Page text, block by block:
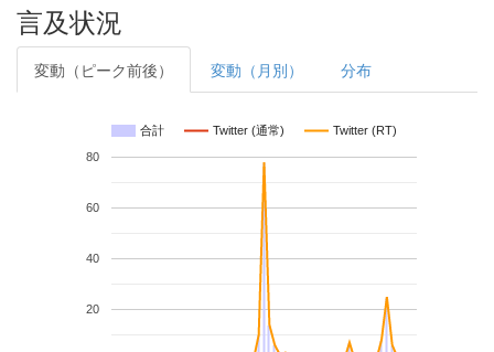
言及状況
変動（ピーク前後） 変動（月別） 分布
合計 Twitter (通常) Twitter (RT)
20
40
60
80